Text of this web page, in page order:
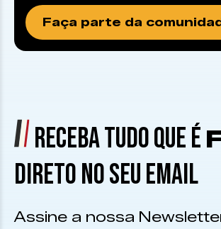
Faça parte da
RECEBA TUDO QUE É
DIRETO NO SEU EMAIL
Assine a nossa